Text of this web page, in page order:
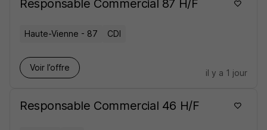
Responsable Commercial 87 H/F
Haute-Vienne - 87 CDI
Voir l’offre
il y a 1 jour
Responsable Commercial 46 H/F